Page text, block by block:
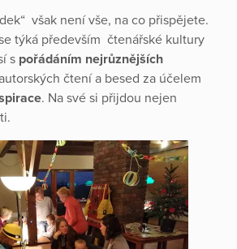
však není vše, na co přispějete.
týká především čtenářské kultury
s pořádáním nejrůznějších
čtení a besed za účelem
. Na své si přijdou nejen